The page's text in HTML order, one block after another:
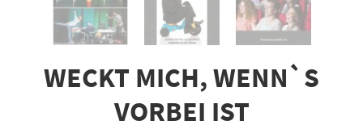
WECKT MICH, WENN`S
VORBEI IST